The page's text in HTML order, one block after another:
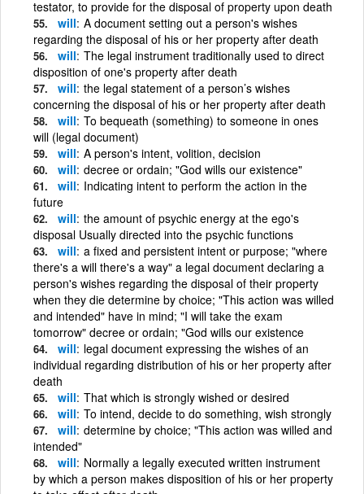
testator, to provide for the disposal of property upon death
will A document setting out a person's wishes
regarding the disposal of his or her property after death
will The legal instrument traditionally used to direct
disposition of one's property after death
will the legal statement of a person’s wishes
concerning the disposal of his or her property after death
will To bequeath (something) to someone in ones
will (legal document)
will A person's intent, volition, decision
will decree or ordain; "God wills our existence"
will Indicating intent to perform the action in the
future
will the amount of psychic energy at the ego's
disposal Usually directed into the psychic functions
will a fixed and persistent intent or purpose; "where
there's a will there's a way" a legal document declaring a
person's wishes regarding the disposal of their property
when they die determine by choice; "This action was willed
and intended" have in mind; "I will take the exam
tomorrow" decree or ordain; "God wills our existence
will legal document expressing the wishes of an
individual regarding distribution of his or her property after
death
will That which is strongly wished or desired
will To intend, decide to do something, wish strongly
will determine by choice; "This action was willed and
intended"
will Normally a legally executed written instrument
by which a person makes disposition of his or her property